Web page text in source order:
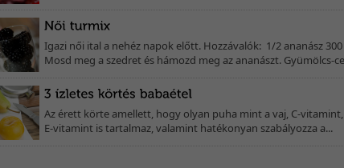
Igazi női ital a nehéz napok előtt. Hozzávalók: 1/2 ananász 300
Mosd meg a szedret és hámozd meg az ananászt. Gyümölcs-
Az érett körte amellett, hogy olyan puha mint a vaj, C-
E-vitamint is tartalmaz, valamint hatékonyan szabályozza a...